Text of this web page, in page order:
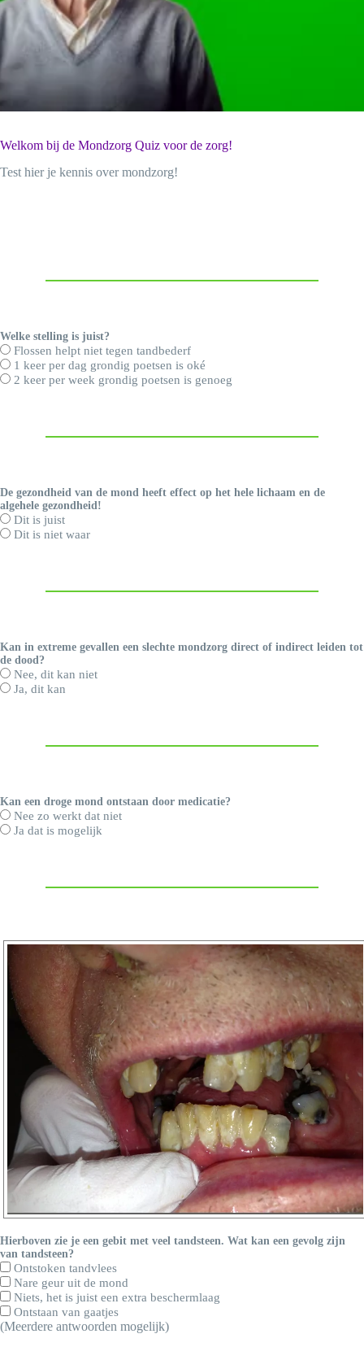
Welkom bij de Mondzorg Quiz voor de zorg!
Test hier je kennis over mondzorg!
Welke stelling is juist?
Flossen helpt niet tegen tandbederf
1 keer per dag grondig poetsen is oké
2 keer per week grondig poetsen is genoeg
De gezondheid van de mond heeft effect op het hele lichaam en de
algehele gezondheid!
Dit is juist
Dit is niet waar
Kan in extreme gevallen een slechte mondzorg direct of indirect leiden tot
de dood?
Nee, dit kan niet
Ja, dit kan
Kan een droge mond ontstaan door medicatie?
Nee zo werkt dat niet
Ja dat is mogelijk
Hierboven zie je een gebit met veel tandsteen. Wat kan een gevolg zijn
van tandsteen?
Ontstoken tandvlees
Nare geur uit de mond
Niets, het is juist een extra beschermlaag
Ontstaan van gaatjes
(Meerdere antwoorden mogelijk)